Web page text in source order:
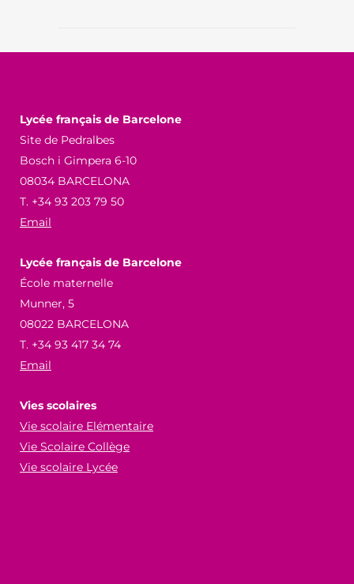
Lycée français de Barcelone
Site de Pedralbes
Bosch i Gimpera 6-10
08034 BARCELONA
T. +34 93 203 79 50
Email
Lycée français de Barcelone
École maternelle
Munner, 5
08022 BARCELONA
T. +34 93 417 34 74
Email
Vies scolaires
Vie scolaire Elémentaire
Vie Scolaire Collège
Vie scolaire Lycée